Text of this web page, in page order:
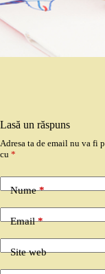
Lasă un răspuns
Adresa ta de email nu va fi
cu *
Nume*
Email*
Site web